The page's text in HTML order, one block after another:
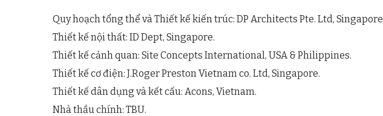
Quy hoạch tổng thể và Thiết kế kiến trúc: DP Architects Pte. Ltd, Singapore
Thiết kế nội thất: ID Dept, Singapore.
Thiết kế cảnh quan: Site Concepts International, USA & Philippines.
Thiết kế cơ điện: J.Roger Preston Vietnam co. Ltd, Singapore.
Thiết kế dân dụng và kết cấu: Acons, Vietnam.
Nhà thầu chính: TBU.